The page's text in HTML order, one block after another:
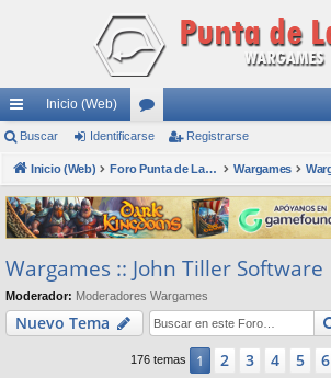
nl
ac
es
rá
pi
do
s
Inicio (Web)
or
os
Buscar Identificarse Registrarse
Inicio (Web) Foro Punta de Lanza Wargames Wargames
Wargames :: John Tiller Software
Moderador: Moderadores Wargames
Nuevo Tema
176 temas 1 2 3 4 5 6